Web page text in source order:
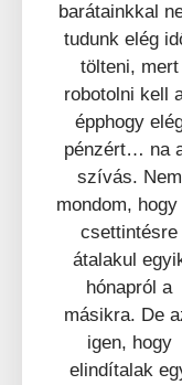
barátainkkal
tudunk elég
tölteni, mert
robotolni kell
épphogy
pénzért… na
szívás. Nem
mondom, hogy
csettintésre
átalakul
hónapról a
másikra. De
igen, hogy
elindítalak